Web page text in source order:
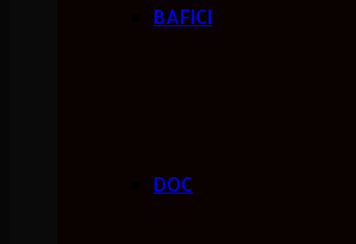
BAFICI
DOC